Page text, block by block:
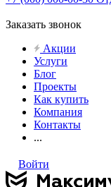
Заказать звонок
Акции
Услуги
Блог
Проекты
Как купить
Компания
Контакты
...
Войти